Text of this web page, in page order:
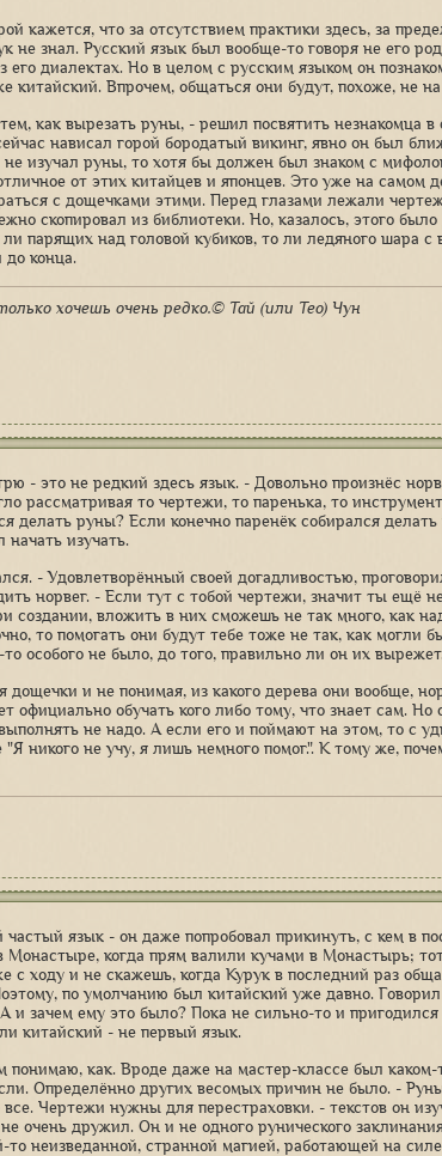
кажется, что за отсутствием практики здесь, за
не знал. Русский язык был вообще-то говоря не его
его диалектах. Но в целом с русским языком он
китайский. Впрочем, общаться они будут, похоже, не
как вырезать руны, - решил посвятить незнакомца
нависал горой бородатый викинг, явно он был
не изучал руны, то хотя бы должен был знаком с
от этих китайцев и японцев. Это уже на самом
с дощечками этими. Перед глазами лежали
скопировал из библиотеки. Но, казалось, этого
парящих над головой кубиков, то ли ледяного шара с
конца.
хочешь очень редко.© Тай (или Тео) Чун
- это не редкий здесь язык. - Довольно произнёс
рассматривая то чертежи, то паренька, то
делать руны? Если конечно паренёк собирался
изучать.
- Удовлетворённый своей догадливостью,
норвег. - Если тут с тобой чертежи, значит ты ещё
создании, вложить в них сможешь не так много, как
то помогать они будут тебе тоже не так, как могли
особого не было, до того, правильно ли он их
и не понимая, из какого дерева они вообще,
официально обучать кого либо тому, что знает сам. Но
не надо. А если его и поймают на этом, то с
"Я никого не учу, я лишь немного помог.". К тому же,
язык - он даже попробовал прикинуть, с кем в
когда прям валили кучами в Монастырь;
с ходу и не скажешь, когда Курук в последний раз
по умолчанию был китайский уже давно.
и зачем ему это было? Пока не сильно-то и
китайский - не первый язык.
понимаю, как. Вроде даже на мастер-классе был каком-
Определённо других весомых причин не было. -
Чертежи нужны для перестраховки. - текстов он
очень дружил. Он и не одного рунического
то неизведанной, странной магией, работающей на